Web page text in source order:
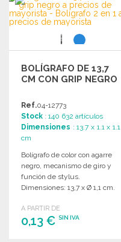
Solicitar un presupuesto
BOLÍGRAFO DE 13,7
CM CON GRIP NEGRO
Ref.04-12773
Stock : 140 632 artículos
Dimensiones : 13.7 x 1.1 x 1.1
cm
Bolígrafo de color con agarre
negro, mecanismo de giro y
función de stylus.
Dimensiones: 13,7 x Ø 1,1 cm.
A PARTIR DE
0,13 € SIN IVA